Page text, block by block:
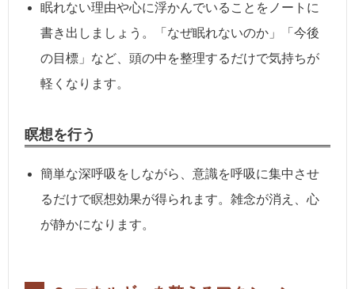
眠れない理由や心に浮かんでいることをノートに
書き出しましょう。「なぜ眠れないのか」「今後
の目標」など、頭の中を整理するだけで気持ちが
軽くなります。
瞑想を行う
簡単な深呼吸をしながら、意識を呼吸に集中させ
るだけで瞑想効果が得られます。雑念が消え、心
が静かになります。